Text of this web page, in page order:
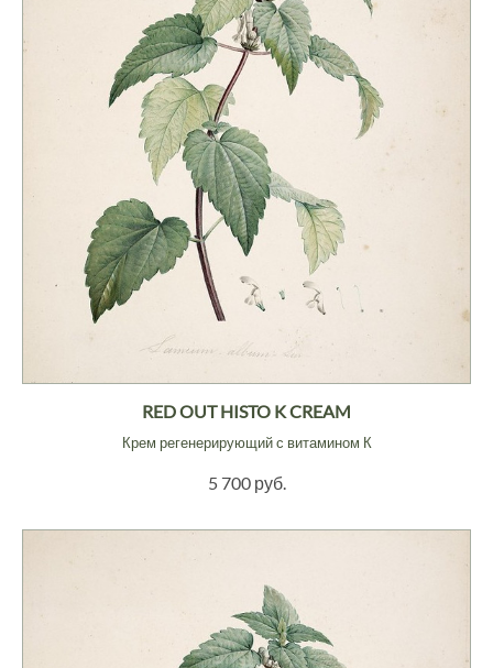
RED OUT HISTO K CREAM
Крем регенерирующий с витамином К
5 700 руб.